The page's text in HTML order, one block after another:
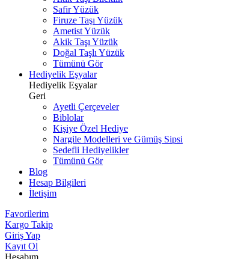
Safir Yüzük
Firuze Taşı Yüzük
Ametist Yüzük
Akik Taşı Yüzük
Doğal Taşlı Yüzük
Tümünü Gör
Hediyelik Eşyalar
Hediyelik Eşyalar
Geri
Ayetli Çerçeveler
Biblolar
Kişiye Özel Hediye
Nargile Modelleri ve Gümüş Sipsi
Sedefli Hediyelikler
Tümünü Gör
Blog
Hesap Bilgileri
İletişim
Favorilerim
Kargo Takip
Giriş Yap
Kayıt Ol
Hesabım